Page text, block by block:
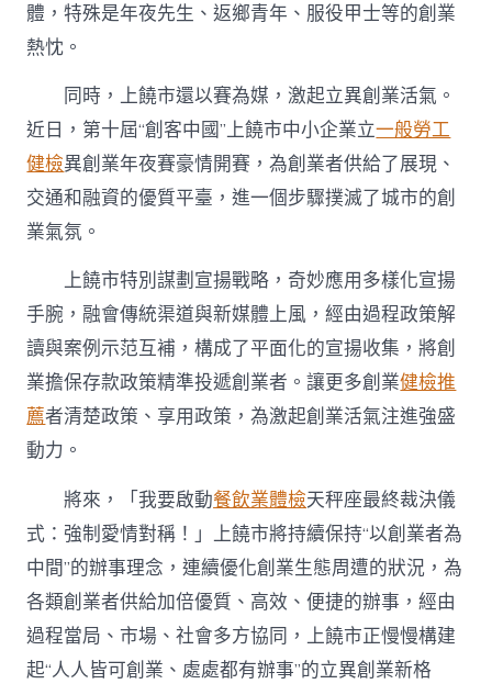
體，特殊是年夜先生、返鄉青年、服役甲士等的創業
熱忱。
同時，上饒市還以賽為媒，激起立異創業活氣。
近日，第十屆“創客中國”上饒市中小企業立一般勞工
健檢異創業年夜賽豪情開賽，為創業者供給了展現、
交通和融資的優質平臺，進一個步驟撲滅了城市的創
業氣氛。
上饒市特別謀劃宣揚戰略，奇妙應用多樣化宣揚
手腕，融會傳統渠道與新媒體上風，經由過程政策解
讀與案例示范互補，構成了平面化的宣揚收集，將創
業擔保存款政策精準投遞創業者。讓更多創業健檢推
薦者清楚政策、享用政策，為激起創業活氣注進強盛
動力。
將來，
「我要啟動餐飲業體檢天秤座最終裁決儀
式：強制愛情對稱！」上饒市將持續保持“以創業者為
中間”的辦事理念，連續優化創業生態周遭的狀況，為
各類創業者供給加倍優質、高效、便捷的辦事，經由
過程當局、市場、社會多方協同， 上饒市正慢慢構建
起“人人皆可創業、處處都有辦事”的立異創業新格